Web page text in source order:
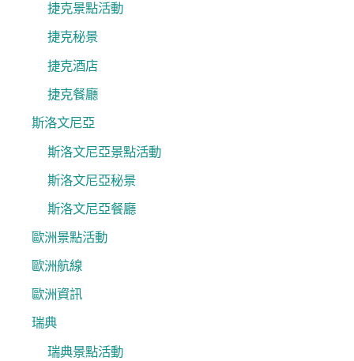
捷克景點活動
捷克秘景
捷克酒店
捷克餐廳
斯洛文尼亞
斯洛文尼亞景點活動
斯洛文尼亞秘景
斯洛文尼亞餐廳
歐洲景點活動
歐洲航線
歐洲資訊
瑞典
瑞典景點活動